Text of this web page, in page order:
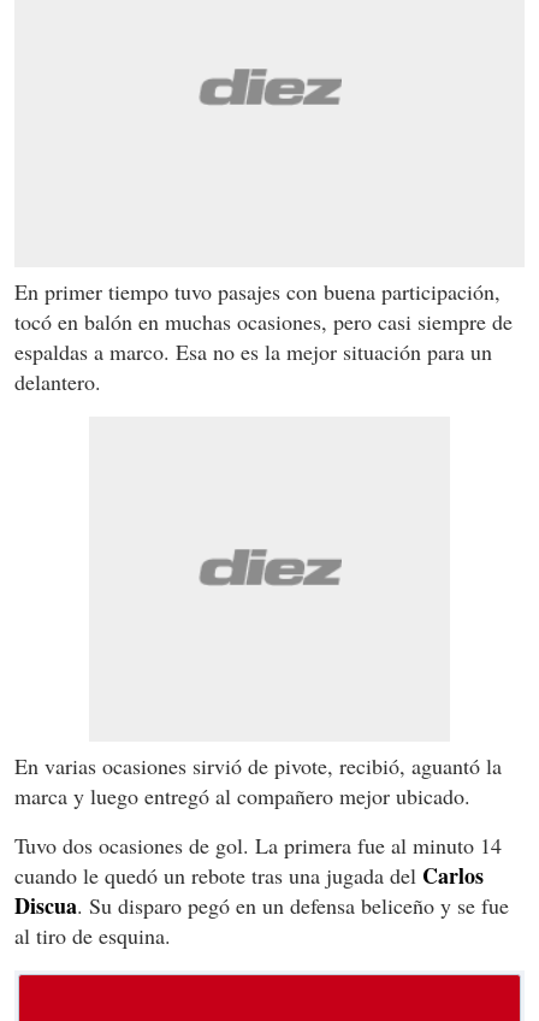
En primer tiempo tuvo pasajes con buena participación,
tocó en balón en muchas ocasiones, pero casi siempre de
espaldas a marco. Esa no es la mejor situación para un
delantero.
En varias ocasiones sirvió de pivote, recibió, aguantó la
marca y luego entregó al compañero mejor ubicado.
Tuvo dos ocasiones de gol. La primera fue al minuto 14
cuando le quedó un rebote tras una jugada del Carlos
Discua. Su disparo pegó en un defensa beliceño y se fue
al tiro de esquina.